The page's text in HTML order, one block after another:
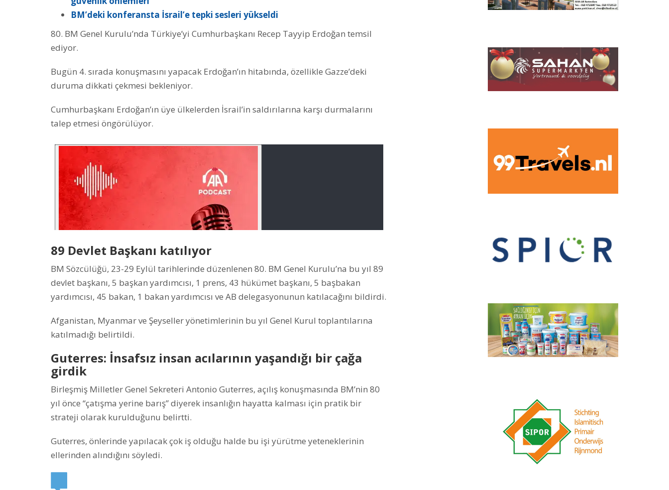
BM’deki konferansta İsrail’e tepki sesleri yükseldi
80. BM Genel Kurulu’nda Türkiye’yi Cumhurbaşkanı Recep Tayyip Erdoğan temsil
ediyor.
Bugün 4. sırada konuşmasını yapacak Erdoğan’ın hitabında, özellikle Gazze’deki
duruma dikkati çekmesi bekleniyor.
Cumhurbaşkanı Erdoğan’ın üye ülkelerden İsrail’in saldırılarına karşı durmalarını
talep etmesi öngörülüyor.
89 Devlet Başkanı katılıyor
BM Sözcülüğü, 23-29 Eylül tarihlerinde düzenlenen 80. BM Genel Kurulu’na bu yıl 89
devlet başkanı, 5 başkan yardımcısı, 1 prens, 43 hükümet başkanı, 5 başbakan
yardımcısı, 45 bakan, 1 bakan yardımcısı ve AB delegasyonunun katılacağını bildirdi.
Afganistan, Myanmar ve Şeyseller yönetimlerinin bu yıl Genel Kurul toplantılarına
katılmadığı belirtildi.
Guterres: İnsafsız insan acılarının yaşandığı bir çağa
girdik
Birleşmiş Milletler Genel Sekreteri Antonio Guterres, açılış konuşmasında BM’nin 80
yıl önce “çatışma yerine barış” diyerek insanlığın hayatta kalması için pratik bir
strateji olarak kurulduğunu belirtti.
Guterres, önlerinde yapılacak çok iş olduğu halde bu işi yürütme yeteneklerinin
ellerinden alındığını söyledi.